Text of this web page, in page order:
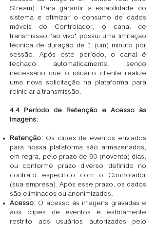
Stream). Para garantir a estabilidade do
sistema e otimizar o consumo de dados
móveis do Controlador, o canal de
transmissão "ao vivo" possui uma limitação
técnica de duração de 1 (um) minuto por
sessão. Após este período, o canal é
fechado automaticamente, sendo
necessário que o usuário cliente realize
uma nova solicitação na plataforma para
reiniciar a transmissão.
4.4 Período de Retenção e Acesso às
Imagens:
Retenção: Os clipes de eventos enviados
para nossa plataforma são armazenados,
em regra, pelo prazo de 90 (noventa) dias,
ou conforme prazo diverso definido no
contrato específico com o Controlador
(sua empresa). Após esse prazo, os dados
são eliminados ou anonimizados.
Acesso: O acesso às imagens gravadas e
aos clipes de eventos é estritamente
restrito aos usuários autorizados pelo